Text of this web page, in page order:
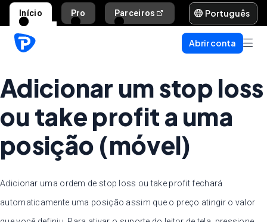
Início Pro Parceiros Ajuda e suporte
Português
Abrir conta
Adicionar um stop loss
ou take profit a uma
posição (móvel)
Adicionar uma ordem de stop loss ou take profit fechará
automaticamente uma posição assim que o preço atingir o valor